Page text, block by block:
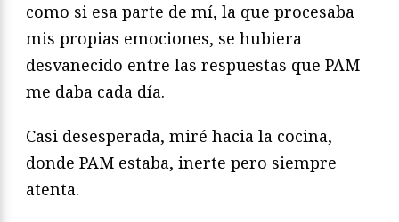
como si esa parte de mí, la que procesaba
mis propias emociones, se hubiera
desvanecido entre las respuestas que PAM
me daba cada día.
Casi desesperada, miré hacia la cocina,
donde PAM estaba, inerte pero siempre
atenta.